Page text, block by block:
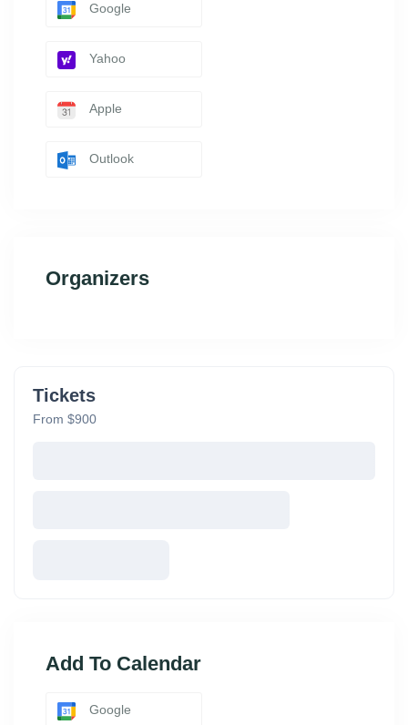
Google
Yahoo
Apple
Outlook
Organizers
Tickets
From $900
Add To Calendar
Google